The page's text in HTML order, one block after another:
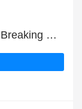
Godetevi 6% di sconti su Butcher's Breaking Cimitar Knife 10" e fino al 15% di sconto sugli altri